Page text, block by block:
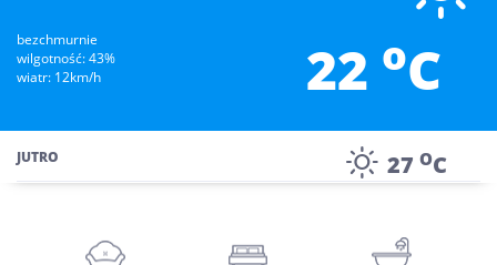
bezchmurnie
wilgotność: 43%
wiatr: 12km/h
22 oC
JUTRO 27 OC